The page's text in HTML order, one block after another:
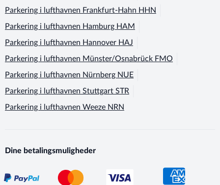
Parkering i lufthavnen Frankfurt-Hahn HHN
Parkering i lufthavnen Hamburg HAM
Parkering i lufthavnen Hannover HAJ
Parkering i lufthavnen Münster/Osnabrück FMO
Parkering i lufthavnen Nürnberg NUE
Parkering i lufthavnen Stuttgart STR
Parkering i lufthavnen Weeze NRN
Dine betalingsmuligheder